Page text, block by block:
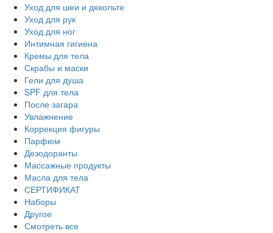
Уход для шеи и декольте
Уход для рук
Уход для ног
Интимная гигиена
Кремы для тела
Скрабы и маски
Гели для душа
SPF для тела
После загара
Увлажнение
Коррекция фигуры
Парфюм
Дезодоранты
Массажные продукты
Масла для тела
СЕРТИФИКАТ
Наборы
Другое
Смотреть все